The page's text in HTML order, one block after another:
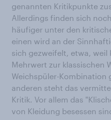
genannten Kritikpunkte
Allerdings finden sich
häufiger unter den
einen wird an der
sich gezweifelt, etwa, weil
Mehrwert zur klassischen
Weichspüler-Kombination
anderen steht das
Kritik. Vor allem das
von Kleidung besessen